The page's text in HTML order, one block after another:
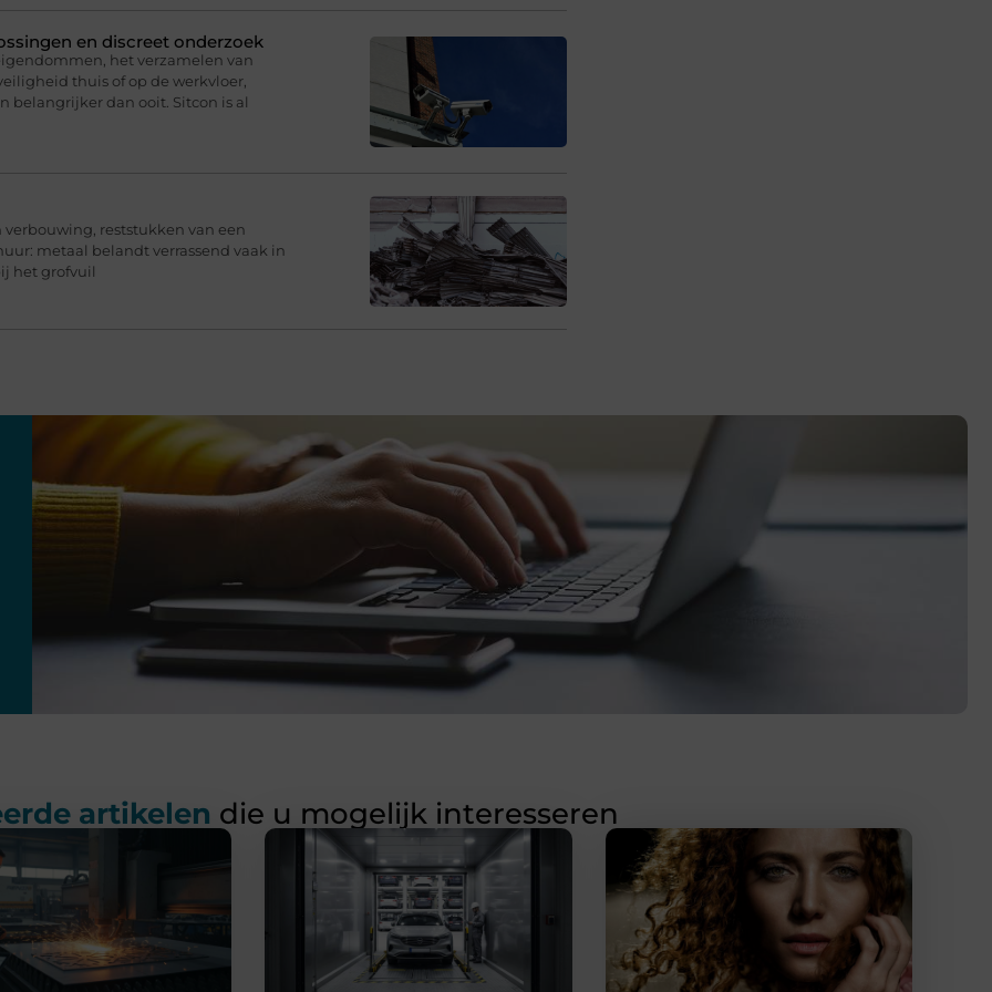
en discreet onderzoek
het verzamelen van
thuis of op de werkvloer,
belangrijker dan ooit. Sitcon is al
reststukken van een
metaal belandt verrassend vaak in
het grofvuil
artikelen die u mogelijk interesseren